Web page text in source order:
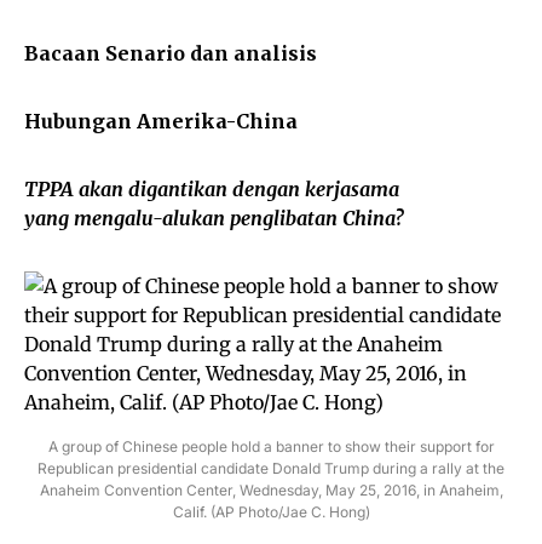
Bacaan Senario dan analisis
Hubungan Amerika-China
TPPA akan digantikan dengan kerjasama
yang mengalu-alukan penglibatan China?
A group of Chinese people hold a banner to show their support for
Republican presidential candidate Donald Trump during a rally at the
Anaheim Convention Center, Wednesday, May 25, 2016, in Anaheim,
Calif. (AP Photo/Jae C. Hong)